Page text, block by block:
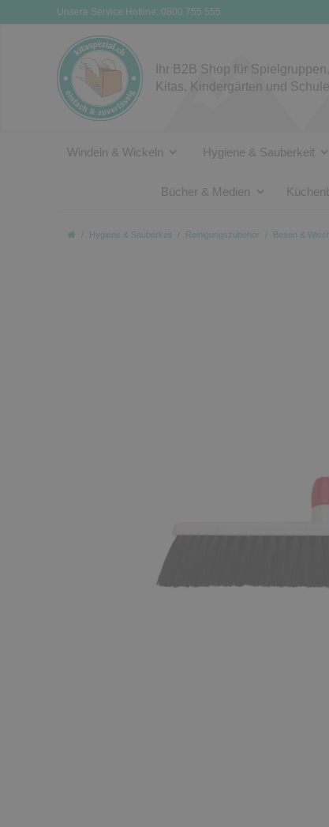
Unsere Service Hotline: 0800 755 555
Ihr B2B Shop für Spielgruppen,
Kitas, Kindergärten und
Windeln & Wickeln Hygiene & Sauberkeit
Bücher & Medien
Hygiene & Sauberkeit Reinigungszubehör Besen &